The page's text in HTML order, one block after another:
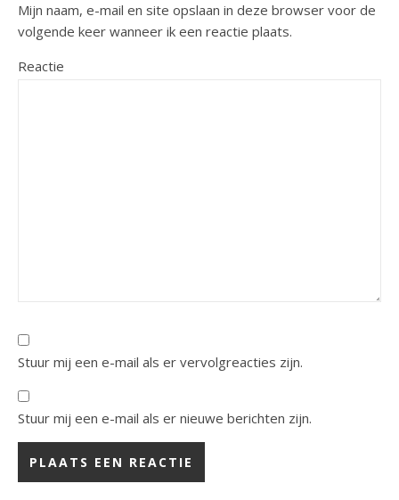
Mijn naam, e-mail en site opslaan in deze browser voor de
volgende keer wanneer ik een reactie plaats.
Reactie
Stuur mij een e-mail als er vervolgreacties zijn.
Stuur mij een e-mail als er nieuwe berichten zijn.